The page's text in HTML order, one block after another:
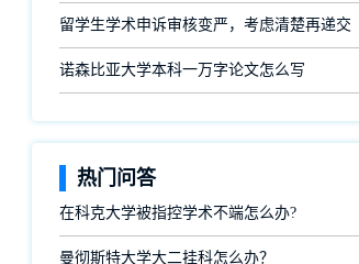
留学生学术申诉审核变严，考虑清楚再递交
诺森比亚大学本科一万字论文怎么写
热门问答
在科克大学被指控学术不端怎么办?
曼彻斯特大学大二挂科怎么办？